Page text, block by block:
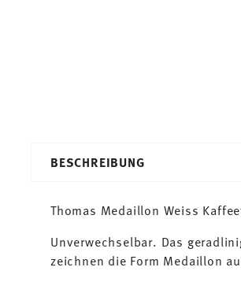
BESCHREIBUNG
Thomas Medaillon Weiss
Unverwechselbar. Das
zeichnen die Form Medaillon